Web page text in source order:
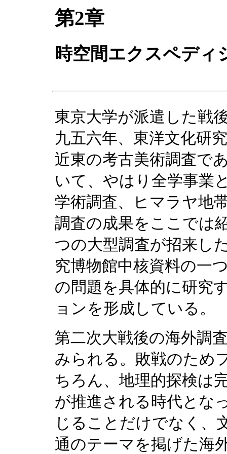
第2章
時空間エクスペディ
東京大学が派遣した戦
九五六年、東洋文化研
近東の考古美術調査で
いて、やはり全学事業
学術調査、ヒマラヤ地
調査の成果をここでは
つの大型調査が招来し
究博物館中核資料の一
の問題を具体的に研究
ョンを形成している。
第二次大戦後の海外調
みられる。敗戦のため
ちろん、地理的探検は
が推進される時代とな
じることだけでなく、
通のテーマを掲げた海